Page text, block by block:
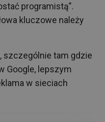
programistą”.
kluczowe należy
szczególnie tam gdzie
Google, lepszym
w sieciach